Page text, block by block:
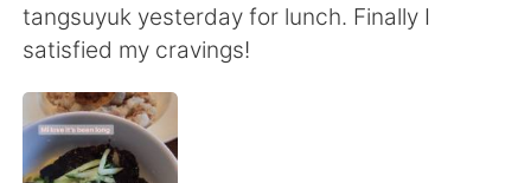
简体中文 繁體中文
Español
Français
tangsuyuk yesterday for lunch. Finally I
satisfied my cravings!